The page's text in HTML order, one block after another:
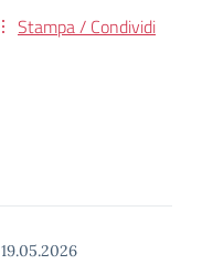
Stampa / Condividi
19.05.2026